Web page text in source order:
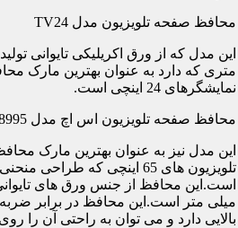
محافظ صفحه تلویزیون مدل TV24
این مدل که از ورق اکریلیکی تایوانی
متری که دارد به عنوان بهترین مارک
نمایشگرهای 24 اینچی است.
محافظ صفحه تلویزیون اس اچ مدل S_65-8995
این مدل نیز به عنوان بهترین مارک
تلویزیون های 65 اینچی که
میلی متر است.این محافظ در برابر
بالایی دارد و می توان به راحتی آن را